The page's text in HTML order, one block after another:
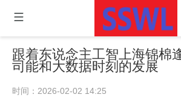
跟着东说念主工智上海锦棉
司能和大数据时刻的发展
时间：2026-02-02 14:25